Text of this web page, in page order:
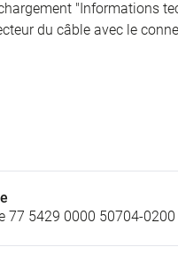
"Informations
du câble avec le
77 5429 0000 50704-0200